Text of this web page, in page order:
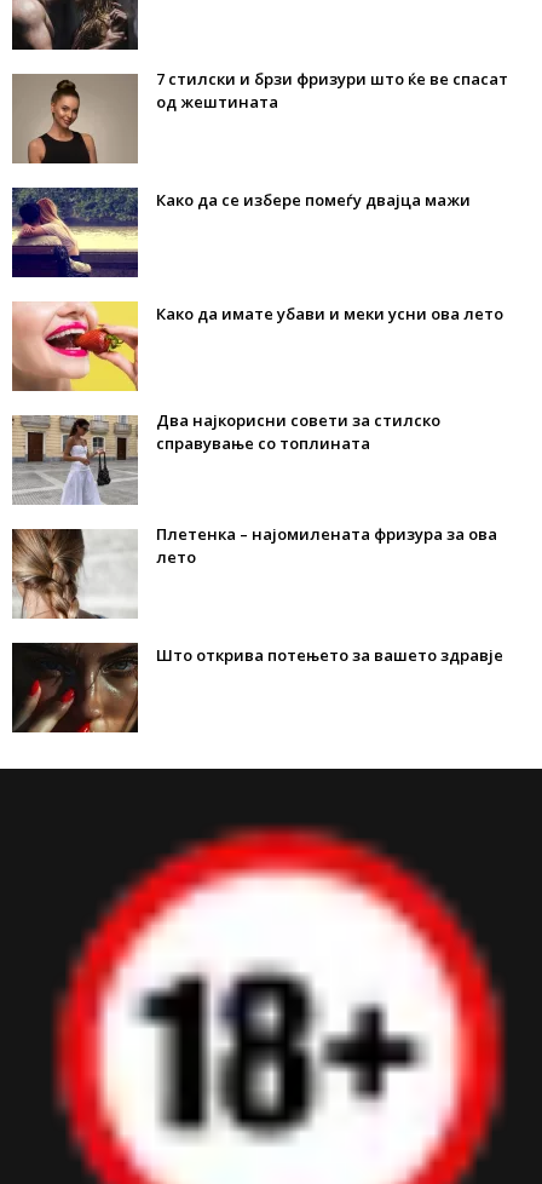
7 стилски и брзи фризури што ќе ве спасат
од жештината
Како да се избере помеѓу двајца мажи
Како да имате убави и меки усни ова лето
Два најкорисни совети за стилско
справување со топлината
Плетенка – најомилената фризура за ова
лето
Што открива потењето за вашето здравје